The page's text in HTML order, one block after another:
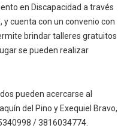
en Discapacidad a través
y cuenta con un convenio con
brindar talleres gratuitos
se pueden realizar
pueden acercarse al
del Pino y Exequiel Bravo,
/ 3816034774.